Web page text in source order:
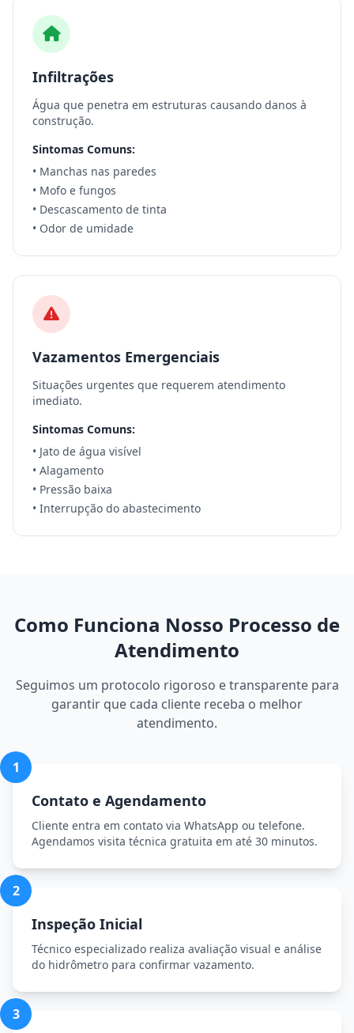
Infiltrações
Água que penetra em estruturas causando danos à
construção.
Sintomas Comuns:
• Manchas nas paredes
• Mofo e fungos
• Descascamento de tinta
• Odor de umidade
Vazamentos Emergenciais
Situações urgentes que requerem atendimento
imediato.
Sintomas Comuns:
• Jato de água visível
• Alagamento
• Pressão baixa
• Interrupção do abastecimento
Como Funciona Nosso Processo de
Atendimento
Seguimos um protocolo rigoroso e transparente para
garantir que cada cliente receba o melhor
atendimento.
1
Contato e Agendamento
Cliente entra em contato via WhatsApp ou telefone.
Agendamos visita técnica gratuita em até 30 minutos.
2
Inspeção Inicial
Técnico especializado realiza avaliação visual e análise
do hidrômetro para confirmar vazamento.
3